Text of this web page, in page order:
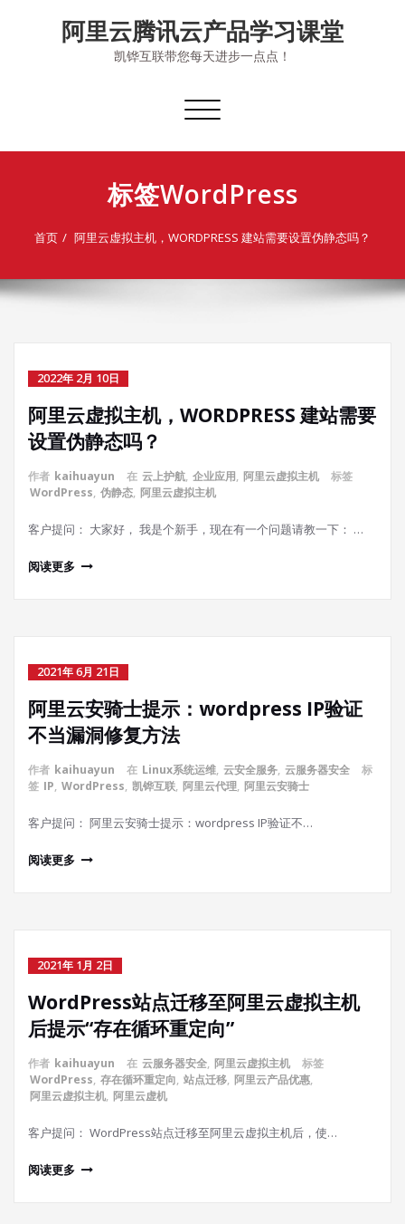
阿里云腾讯云产品学习课堂
凯铧互联带您每天进步一点点！
切
导
标签WordPress
首页 阿里云虚拟主机，WORDPRESS 建站需要设置伪静态吗？
2022年 2月 10日
阿里云虚拟主机，WORDPRESS 建站需要
设置伪静态吗？
作者 kaihuayun 在 云上护航, 企业应用, 阿里云虚拟主机
标签
WordPress, 伪静态, 阿里云虚拟主机
客户提问： 大家好， 我是个新手，现在有一个问题请教一下： …
阅读更多
2021年 6月 21日
阿里云安骑士提示：wordpress IP验证
不当漏洞修复方法
作者 kaihuayun 在 Linux系统运维, 云安全服务, 云服务器安全
标
签 IP, WordPress, 凯铧互联, 阿里云代理, 阿里云安骑士
客户提问： 阿里云安骑士提示：wordpress IP验证不…
阅读更多
2021年 1月 2日
WordPress站点迁移至阿里云虚拟主机
后提示“存在循环重定向”
作者 kaihuayun 在 云服务器安全, 阿里云虚拟主机
标签
WordPress, 存在循环重定向, 站点迁移, 阿里云产品优惠,
阿里云虚拟主机, 阿里云虚机
客户提问： WordPress站点迁移至阿里云虚拟主机后，使…
阅读更多